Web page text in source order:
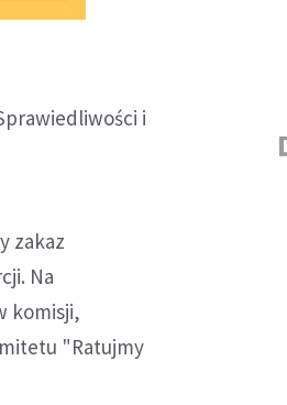
i
zakaz
Na
komisji,
"Ratujmy